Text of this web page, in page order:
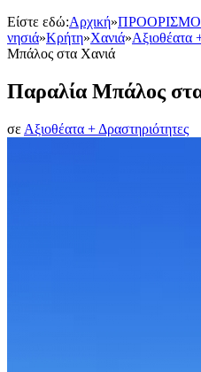
Είστε εδώ:Αρχική»
νησιά»Κρήτη»Χανιά»Αξιοθέατα
Μπάλος στα Χανιά
Παραλία Μπάλος
σε Αξιοθέατα + Δραστηριότητες